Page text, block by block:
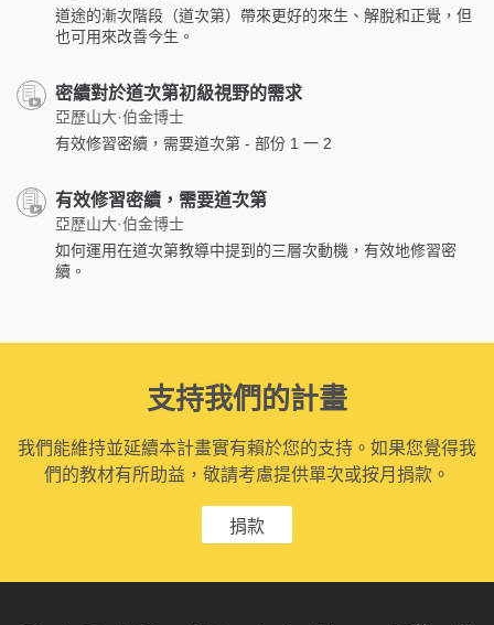
道途的漸次階段（道次第）帶來更好的來生、解脫和正覺，但
也可用來改善今生。
密續對於道次第初級視野的需求
亞歷山大·伯金博士
有效修習密續，需要道次第 - 部份 1 一 2
有效修習密續，需要道次第
亞歷山大·伯金博士
如何運用在道次第教導中提到的三層次動機，有效地修習密
續。
支持我們的計畫
我們能維持並延續本計畫實有賴於您的支持。如果您覺得我
們的教材有所助益，敬請考慮提供單次或按月捐款。
捐款